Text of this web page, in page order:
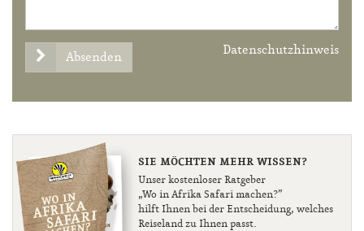
Absenden Datenschutzhinweis
SIE MÖCHTEN MEHR WISSEN?
Unser kostenloser Ratgeber
„Wo in Afrika Safari machen?”
hilft Ihnen bei der Entscheidung, welches
Reiseland zu Ihnen passt.